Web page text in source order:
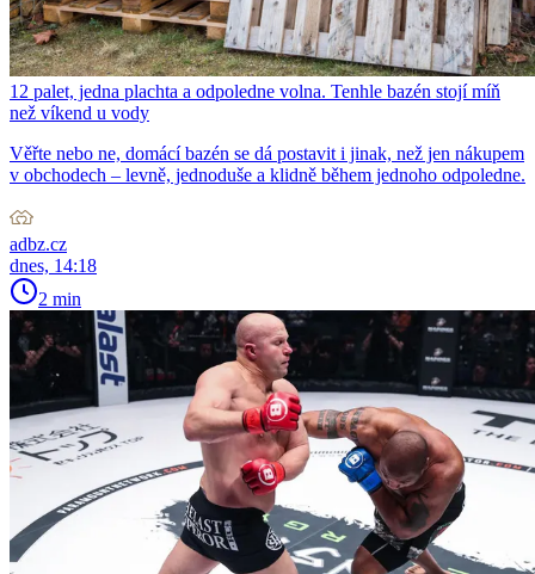
12 palet, jedna plachta a odpoledne volna. Tenhle bazén stojí míň
než víkend u vody
Věřte nebo ne, domácí bazén se dá postavit i jinak, než jen nákupem
v obchodech – levně, jednoduše a klidně během jednoho odpoledne.
adbz.cz
dnes, 14:18
2 min